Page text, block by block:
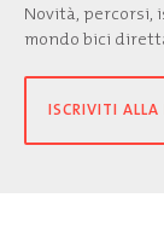
Novità, percorsi,
mondo bici
ISCRIVITI ALLA